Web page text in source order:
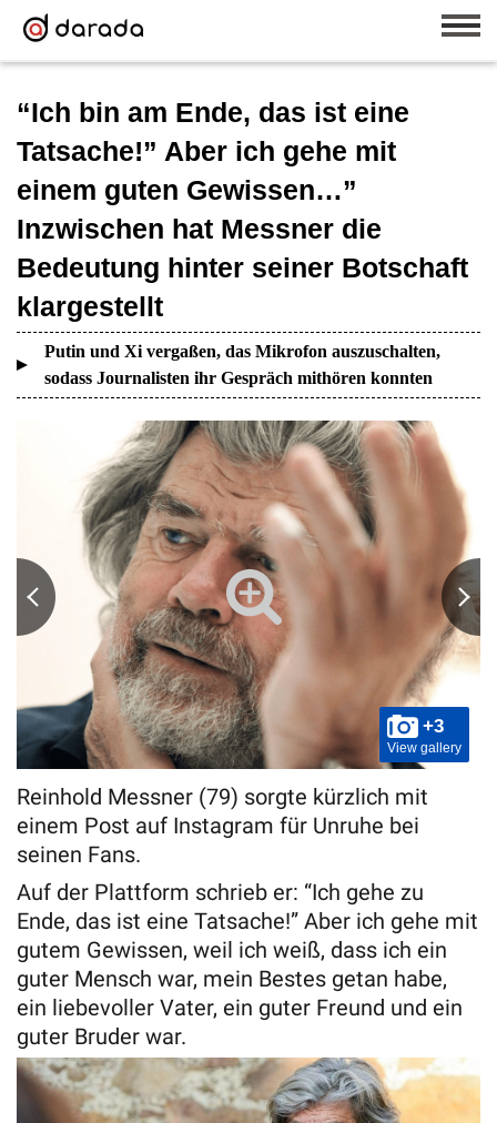
“Ich bin am Ende, das ist eine
Tatsache!” Aber ich gehe mit
einem guten Gewissen…”
Inzwischen hat Messner die
Bedeutung hinter seiner Botschaft
klargestellt
Putin und Xi vergaßen, das Mikrofon auszuschalten,
sodass Journalisten ihr Gespräch mithören konnten
+3
View gallery
Reinhold Messner (79) sorgte kürzlich mit
einem Post auf Instagram für Unruhe bei
seinen Fans.
Auf der Plattform schrieb er: “Ich gehe zu
Ende, das ist eine Tatsache!” Aber ich gehe mit
gutem Gewissen, weil ich weiß, dass ich ein
guter Mensch war, mein Bestes getan habe,
ein liebevoller Vater, ein guter Freund und ein
guter Bruder war.